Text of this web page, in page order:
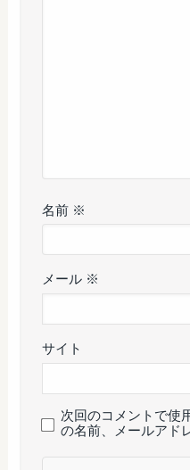
名前 ※
メール ※
サイト
次回のコメントで使
の名前、メールアド